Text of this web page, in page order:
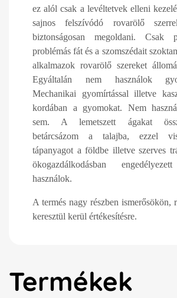
ez alól csak a levéltetvek elleni
sajnos felszívódó rovarölő
biztonságosan megoldani. Csak
problémás fát és a szomszédait
alkalmazok rovarölő szereket
Egyáltalán nem használok
Mechanikai gyomírtással illetve
kordában a gyomokat. Nem
sem. A lemetszett ágakat
betárcsázom a talajba, ezzel
tápanyagot a földbe illetve szerves
ökogazdálkodásban
használok.
A termés nagy részben ismerősökön,
keresztül kerül értékesítésre.
Termékek